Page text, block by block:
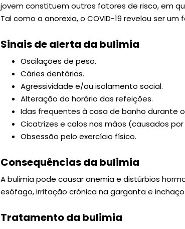
jovem constituem outros fatores de risco, em
Tal como a anorexia, o COVID-19 revelou ser
Sinais de alerta da bulimia
Oscilações de peso.
Cáries dentárias.
Agressividade e/ou isolamento social.
Alteração do horário das refeições.
Idas frequentes à casa de banho durante
Cicatrizes e calos nas mãos (causados
Obsessão pelo exercício físico.
Consequências da bulimia
A bulimia pode causar anemia e distúrbios
esófago, irritação crónica na garganta e
Tratamento da bulimia